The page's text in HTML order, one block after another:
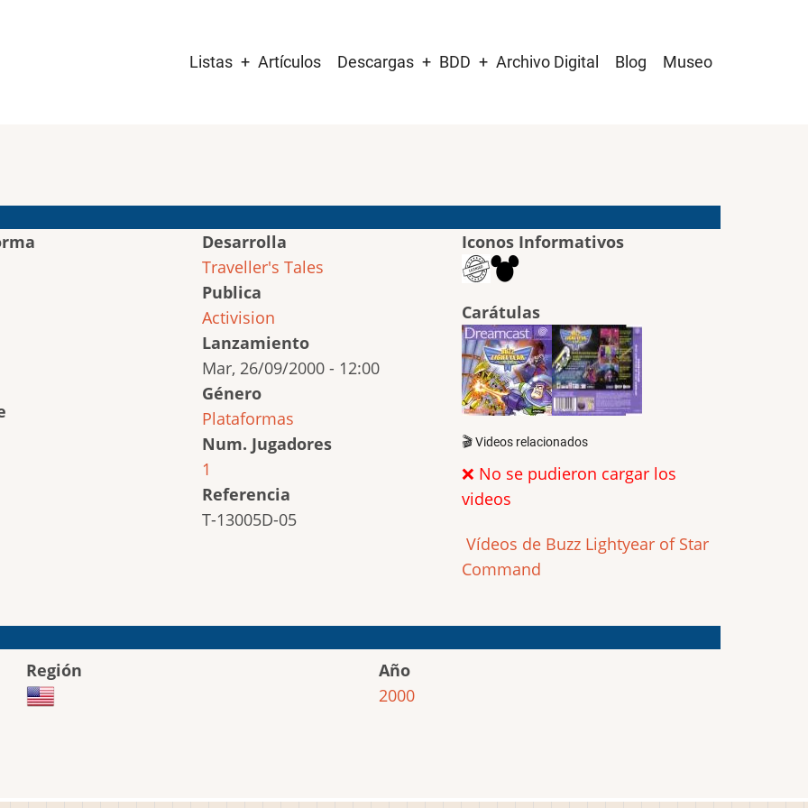
navigation
Listas Artículos Descargas BDD Archivo Digital Blog Museo
Desarrolla
Traveller's Tales
Publica
Activision
Lanzamiento
Mar, 26/09/2000 - 12:00
Género
Plataformas
Num. Jugadores
1
Referencia
T-13005D-05
Iconos Informativos
Carátulas
🎬 Videos relacionados
❌ No se pudieron cargar los
videos
Vídeos de Buzz Lightyear of Star
Command
Región
Año
2000